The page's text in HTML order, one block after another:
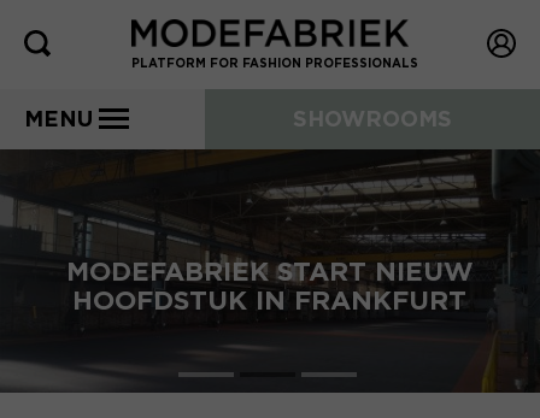
PLATFORM FOR FASHION PROFESSIONALS
MENU SHOWROOMS
MODEFABRIEK START NIEUW
HOOFDSTUK IN FRANKFURT